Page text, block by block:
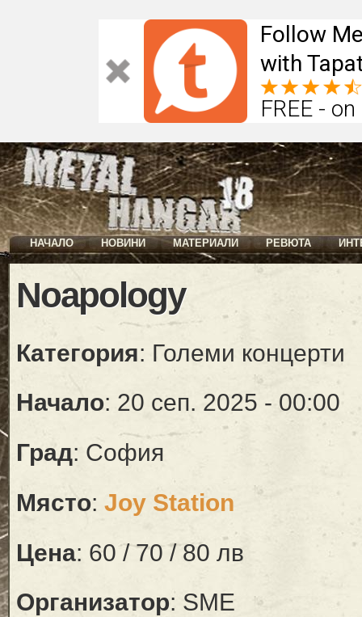
Follow
with
FREE -
НАЧАЛО НОВИНИ МАТЕРИАЛИ РЕВЮТА
Noapology
Категория: Големи концерти
Начало: 20 сеп. 2025 - 00:00
Град: София
Място: Joy Station
Цена: 60 / 70 / 80 лв
Организатор: SME